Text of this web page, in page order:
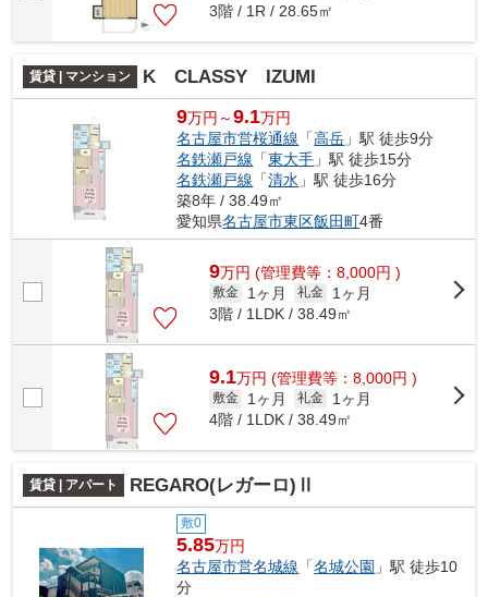
3階 / 1R / 28.65㎡
賃貸 | マンション K CLASSY IZUMI
9万円～9.1万円
名古屋市営桜通線 「高岳 」駅 徒歩9分
名鉄瀬戸線 「東大手 」駅 徒歩15分
名鉄瀬戸線 「清水 」駅 徒歩16分
築8年 / 38.49㎡
愛知県名古屋市東区飯田町4番
9万円 (管理費等：8,000円 )
敷金 1ヶ月 礼金
1ヶ月
3階 / 1LDK / 38.49㎡
9.1万円 (管理費等：8,000円 )
敷金 1ヶ月 礼金
1ヶ月
4階 / 1LDK / 38.49㎡
賃貸 | アパート REGARO(レガーロ)Ⅱ
敷0
5.85万円
名古屋市営名城線 「名城公園 」駅 徒歩10
分